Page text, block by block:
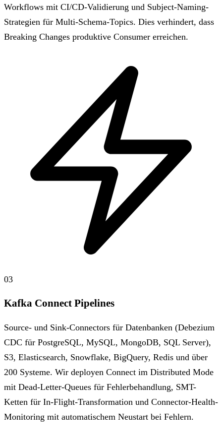
Workflows mit CI/CD-Validierung und Subject-Naming-
Strategien für Multi-Schema-Topics. Dies verhindert, dass
Breaking Changes produktive Consumer erreichen.
03
Kafka Connect Pipelines
Source- und Sink-Connectors für Datenbanken (Debezium
CDC für PostgreSQL, MySQL, MongoDB, SQL Server),
S3, Elasticsearch, Snowflake, BigQuery, Redis und über
200 Systeme. Wir deployen Connect im Distributed Mode
mit Dead-Letter-Queues für Fehlerbehandlung, SMT-
Ketten für In-Flight-Transformation und Connector-Health-
Monitoring mit automatischem Neustart bei Fehlern.